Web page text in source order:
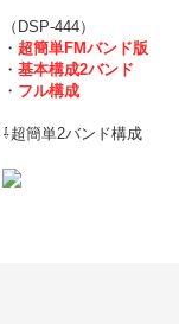
（DSP-444）
・ 超簡単FMバンド版
・ 基本構成2バンド
・ フル構成
⇩超簡単2バンド構成